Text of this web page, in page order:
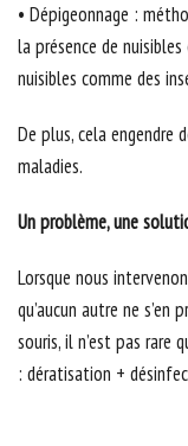
• Dépigeonnage :
la présence de
nuisibles comme des
De plus, cela engendre
maladies.
Un problème, une
Lorsque nous
qu’aucun autre ne s’en
souris, il n’est pas rare
: dératisation +